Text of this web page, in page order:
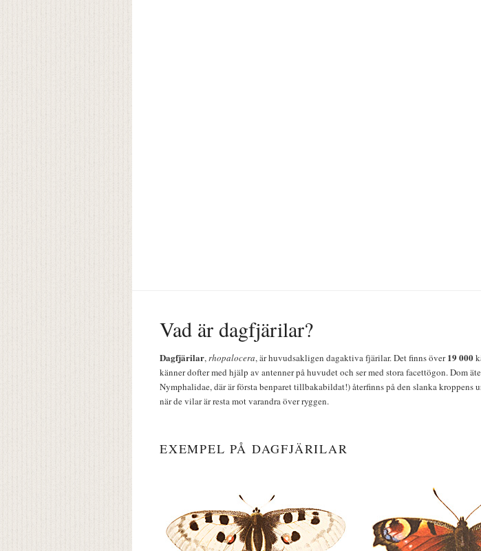
Vad är dagfjärilar?
Dagfjärilar,rhopalocera, är huvudsakligen dagaktiva fjärilar. Det finns över19 000
känner dofter med hjälp av antenner på huvudet och ser med stora facettögon. Dom
Nymphalidae, där är första benparet tillbakabildat!) återfinns på den slanka
när de vilar är resta mot varandra över ryggen.
EXEMPEL PÅ DAGFJÄRILAR